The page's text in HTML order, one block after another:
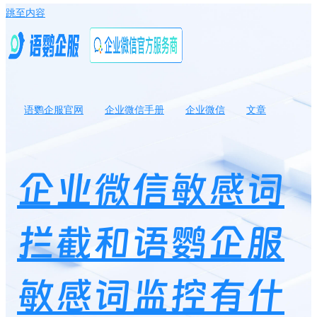
跳至内容
语鹦企服官网 企业微信手册 企业微信
文章
企业微信敏感词
拦截和语鹦企服
敏感词监控有什